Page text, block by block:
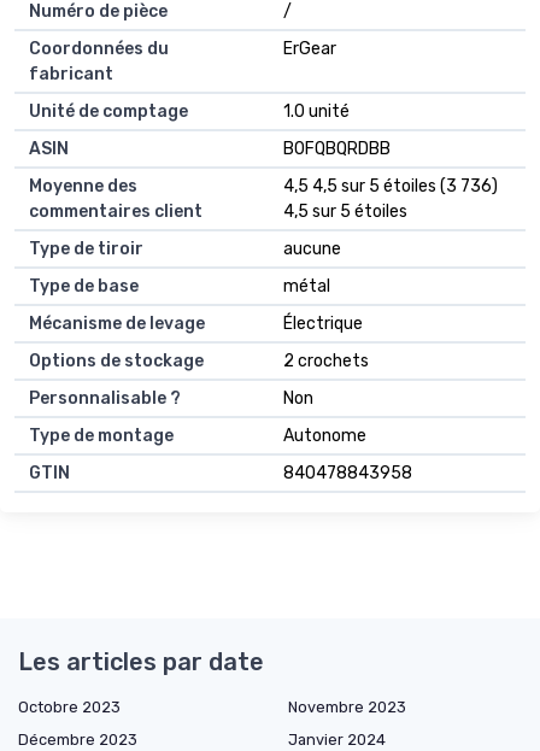
Numéro de pièce
/
Coordonnées du
fabricant
ErGear
Unité de comptage
1.0 unité
ASIN
B0FQBQRDBB
Moyenne des
commentaires client
4,5 4,5 sur 5 étoiles (3 736)
4,5 sur 5 étoiles
Type de tiroir
aucune
Type de base
métal
Mécanisme de levage
Électrique
Options de stockage
2 crochets
Personnalisable ?
Non
Type de montage
Autonome
GTIN
840478843958
Les articles par date
Octobre 2023
Novembre 2023
Décembre 2023
Janvier 2024